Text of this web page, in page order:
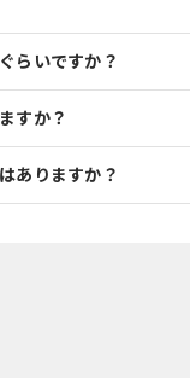
らいですか？
すか？
ありますか？